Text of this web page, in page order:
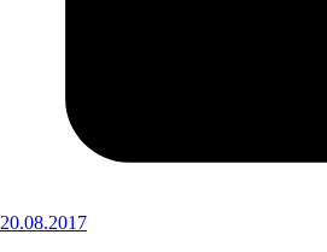
20.08.2017